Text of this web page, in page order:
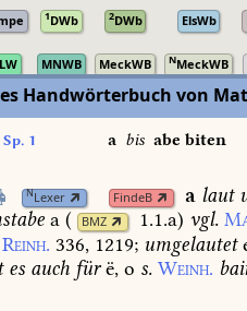
1DWb 2DWb ElsWb
MNWB MeckWB NMeckWB
Handwörterbuch von
1 abis abe biten
NLexer FindeB a laut
a ( BMZ 1.1.a) vgl.
Reinh. 336, 1219; umgelautet
es auch fürë, o s. Weinh.